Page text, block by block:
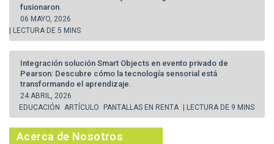
fusionaron.
06 MAYO, 2026
| LECTURA DE 5 MINS
Integración solución Smart Objects en evento privado de
Pearson: Descubre cómo la tecnología sensorial está
transformando el aprendizaje.
24 ABRIL, 2026
EDUCACIÓN
ARTÍCULO PANTALLAS EN RENTA | LECTURA DE 9 MINS
Acerca de Nosotros